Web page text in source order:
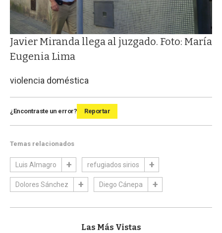
Javier Miranda llega al juzgado. Foto: María
Eugenia Lima
violencia doméstica
¿Encontraste un error? Reportar
Temas relacionados
Luis Almagro refugiados sirios
Dolores Sánchez Diego Cánepa
Las Más Vistas